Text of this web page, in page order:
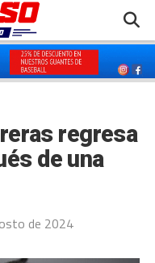
regresa
de una
de 2024